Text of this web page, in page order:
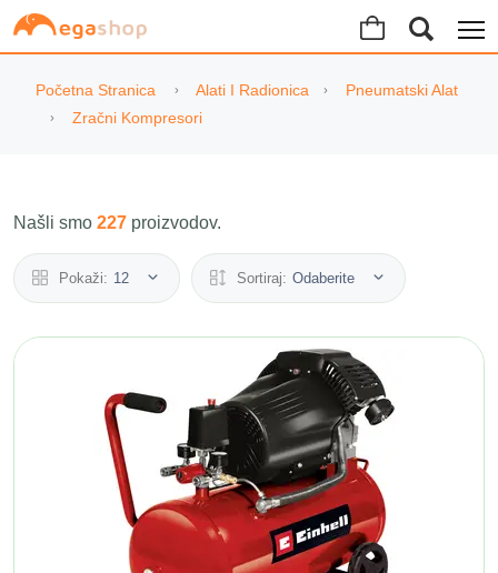
Početna Stranica Alati I Radionica
Pneumatski Alat
Zračni Kompresori
Našli smo 227 proizvodov.
Pokaži: 12 Sortiraj: Odaberite